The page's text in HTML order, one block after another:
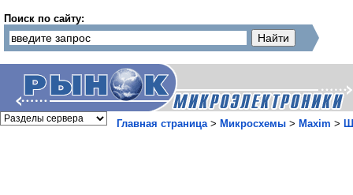
Поиск по сайту:
Главная страница> Микросхемы > Maxim >